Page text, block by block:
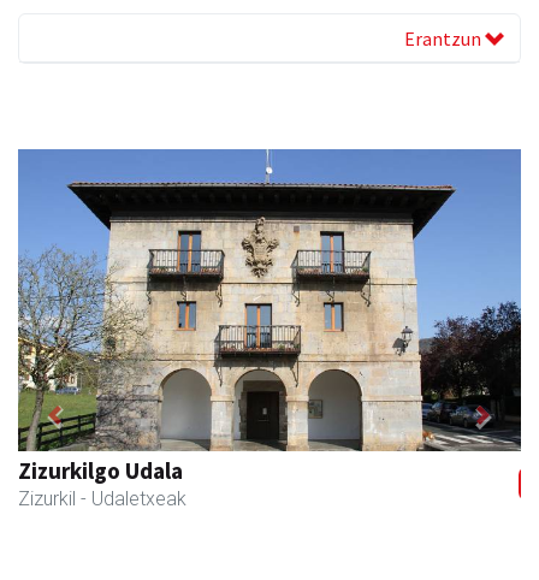
Erantzun
Previous